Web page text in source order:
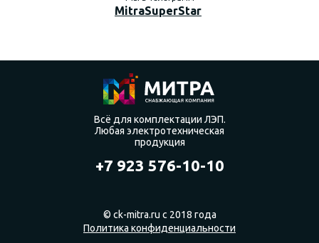
MitraSuperStar
Всё для комплектации ЛЭП.
Любая электротехническая
продукция
+7 923 576-10-10
© ck-mitra.ru с 2018 года
Политика конфиденциальности